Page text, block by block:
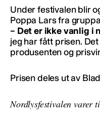
Under festivalen blir
Poppa Lars fra
– Det er ikke vanlig
jeg har fått prisen.
produsenten og
Prisen deles ut av
Nordlysfestivalen varer